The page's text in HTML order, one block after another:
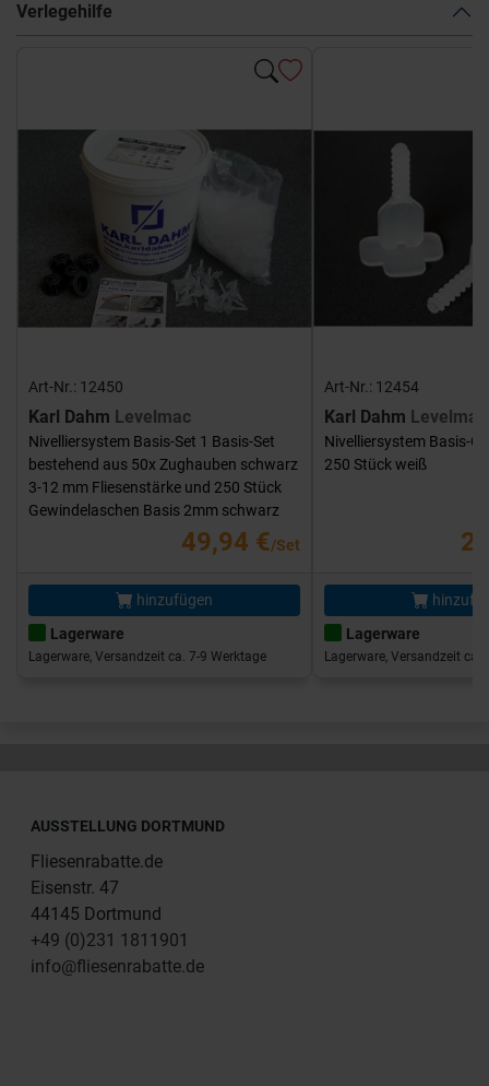
Verlegehilfe
Art-Nr.: 12450
Karl Dahm Levelmac
Nivelliersystem Basis-Set 1 Basis-Set
bestehend aus 50x Zughauben schwarz
3-12 mm Fliesenstärke und 250 Stück
Gewindelaschen Basis 2mm schwarz
49,94 €/Set
hinzufügen
Lagerware
Lagerware, Versandzeit ca. 7-9 Werktage
Art-Nr.: 12454
Karl Dahm Levelmac
Nivelliersystem Basis-
250 Stück weiß
Lagerware
Lagerware, Versandzeit ca.
AUSSTELLUNG DORTMUND
Fliesenrabatte.de
Eisenstr. 47
44145 Dortmund
+49 (0)231 1811901
info@fliesenrabatte.de